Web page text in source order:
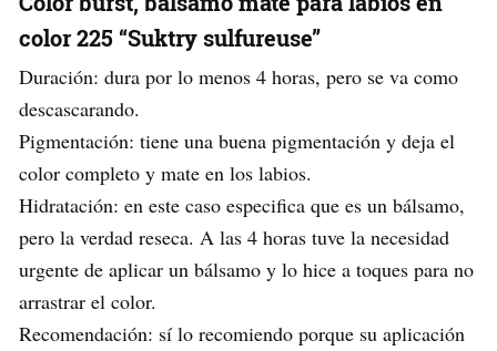
color 225 “Suktry sulfureuse”
Duración: dura por lo menos 4 horas, pero se va como
descascarando.
Pigmentación: tiene una buena pigmentación y deja el
color completo y mate en los labios.
Hidratación: en este caso especifica que es un bálsamo,
pero la verdad reseca. A las 4 horas tuve la necesidad
urgente de aplicar un bálsamo y lo hice a toques para no
arrastrar el color.
Recomendación: sí lo recomiendo porque su aplicación